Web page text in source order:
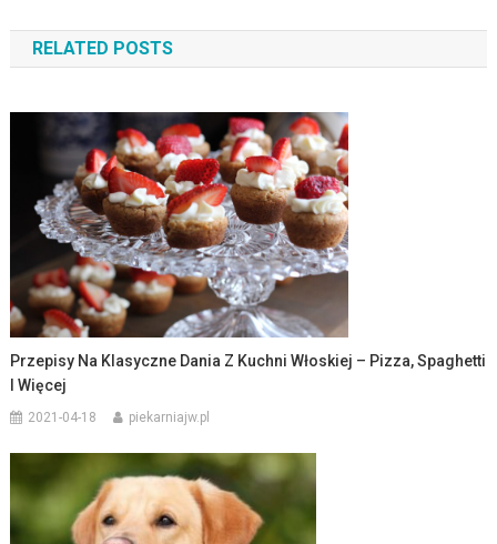
wpisu
RELATED POSTS
Przepisy Na Klasyczne Dania Z Kuchni Włoskiej – Pizza, Spaghetti
I Więcej
2021-04-18 piekarniajw.pl